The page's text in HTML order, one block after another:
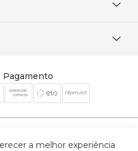
Pagamento
a melhor experiência